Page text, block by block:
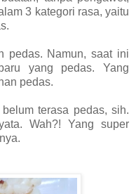
3 kategori rasa, yaitu
pedas. Namun, saat ini
yang pedas. Yang
pedas.
terasa pedas, sih.
Wah?! Yang super